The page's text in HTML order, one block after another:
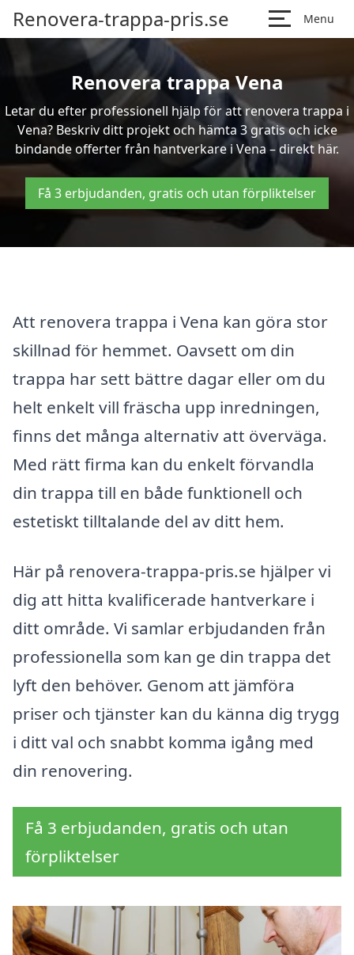
Renovera-trappa-pris.se Menu
Renovera trappa Vena
Letar du efter professionell hjälp för att renovera trappa i
Vena? Beskriv ditt projekt och hämta 3 gratis och icke
bindande offerter från hantverkare i Vena – direkt här.
Få 3 erbjudanden, gratis och utan förpliktelser
Att renovera trappa i Vena kan göra stor
skillnad för hemmet. Oavsett om din
trappa har sett bättre dagar eller om du
helt enkelt vill fräscha upp inredningen,
finns det många alternativ att överväga.
Med rätt firma kan du enkelt förvandla
din trappa till en både funktionell och
estetiskt tilltalande del av ditt hem.
Här på renovera-trappa-pris.se hjälper vi
dig att hitta kvalificerade hantverkare i
ditt område. Vi samlar erbjudanden från
professionella som kan ge din trappa det
lyft den behöver. Genom att jämföra
priser och tjänster kan du känna dig trygg
i ditt val och snabbt komma igång med
din renovering.
Få 3 erbjudanden, gratis och utan
förpliktelser